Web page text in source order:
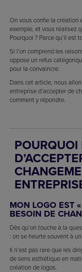
On vous confie la création
exemple, et vous réalisez
Pourquoi ? Parce qu’il est
Si l’on comprend les
oppose un refus
pour la convaincre.
Dans cet article, nous
entreprise d’accepter de
comment y répondre.
POURQUOI
MON LOGO EST
BESOIN DE
Dès qu’on touche à la
: on se heurte souvent à un
Il n’est pas rare que les
de sens esthétique en
création de logos.